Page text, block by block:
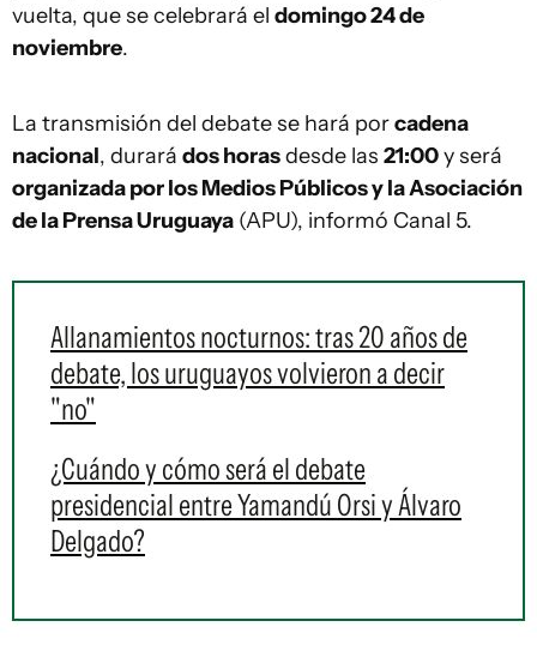
vuelta, que se celebrará el domingo 24 de
noviembre.
La transmisión del debate se hará porcadena
nacional, durará dos horasdesde las 21:00y será
organizada por los Medios Públicos y la Asociación
de la Prensa Uruguaya (APU), informó Canal 5.
Allanamientos nocturnos: tras 20 años de
debate, los uruguayos volvieron a decir
"no"
¿Cuándo y cómo será el debate
presidencial entre Yamandú Orsi y Álvaro
Delgado?